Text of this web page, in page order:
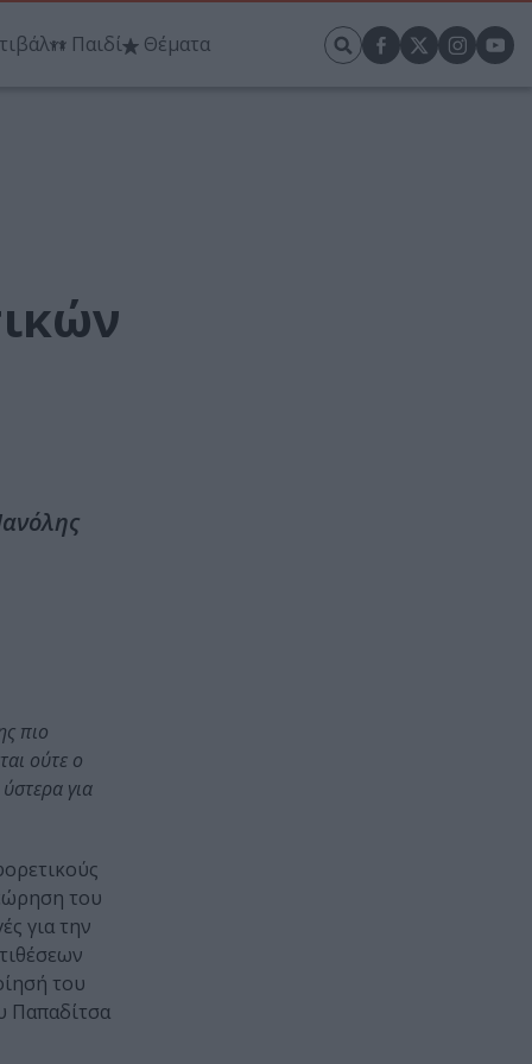
Παιδί Θέματα
πιο
ούτε ο
για
του
για την
του
Παπαδίτσα